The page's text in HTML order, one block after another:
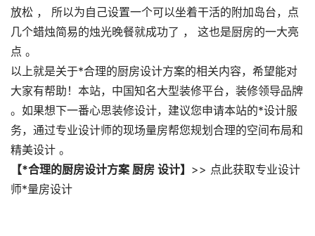
放松 ， 所以为自己设置一个可以坐着干活的附加岛台，点
几个蜡烛简易的烛光晚餐就成功了 ， 这也是厨房的一大亮
点 。
以上就是关于*合理的厨房设计方案的相关内容，希望能对
大家有帮助！本站，中国知名大型装修平台，装修领导品牌
。如果想下一番心思装修设计，建议您申请本站的*设计服
务，通过专业设计师的现场量房帮您规划合理的空间布局和
精美设计 。
【*合理的厨房设计方案 厨房 设计】 >> 点此获取专业设计
师*量房设计